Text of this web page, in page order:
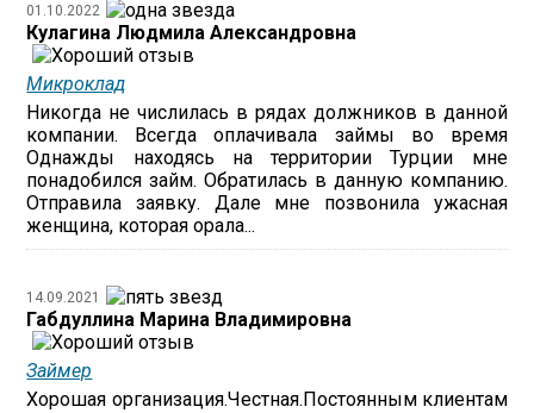
01.10.2022
Кулагина Людмила Александровна
Микроклад
Никогда не числилась в рядах должников в данной
компании. Всегда оплачивала займы во время
Однажды находясь на территории Турции мне
понадобился займ. Обратилась в данную компанию.
Отправила заявку. Дале мне позвонила ужасная
женщина, которая орала...
14.09.2021
Габдуллина Марина Владимировна
Займер
Хорошая организация.Честная.Постоянным клиентам